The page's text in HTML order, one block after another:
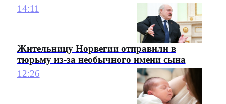
14:11
Жительницу Норвегии отправили в
тюрьму из-за необычного имени сына
12:26